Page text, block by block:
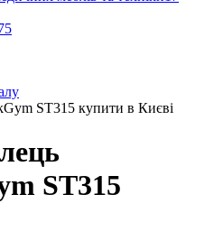
ST315 купити в Києві
ST315